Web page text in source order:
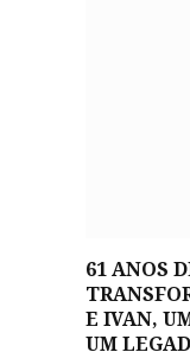
61 ANOS
E IVAN,
UM